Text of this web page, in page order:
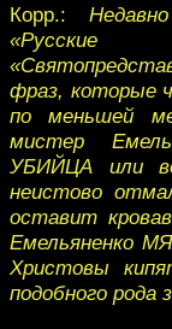
Корр.:
фраз, которые
по меньшей
мистер
УБИЙЦА или
неистово
оставит
Емельяненко
Христовы
подобного рода